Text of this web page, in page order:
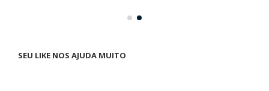
SEU LIKE NOS AJUDA MUITO